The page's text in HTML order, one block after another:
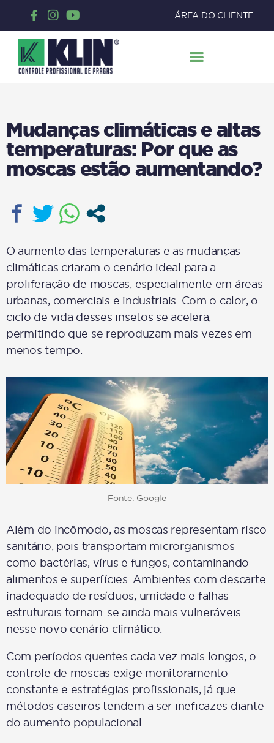
ÁREA DO CLIENTE
Mudanças climáticas e altas
temperaturas: Por que as
moscas estão aumentando?
O aumento das temperaturas e as mudanças
climáticas criaram o cenário ideal para a
proliferação de moscas, especialmente em áreas
urbanas, comerciais e industriais. Com o calor, o
ciclo de vida desses insetos se acelera,
permitindo que se reproduzam mais vezes em
menos tempo.
Fonte: Google
Além do incômodo, as moscas representam risco
sanitário, pois transportam microrganismos
como bactérias, vírus e fungos, contaminando
alimentos e superfícies. Ambientes com descarte
inadequado de resíduos, umidade e falhas
estruturais tornam-se ainda mais vulneráveis
nesse novo cenário climático.
Com períodos quentes cada vez mais longos, o
controle de moscas exige monitoramento
constante e estratégias profissionais, já que
métodos caseiros tendem a ser ineficazes diante
do aumento populacional.